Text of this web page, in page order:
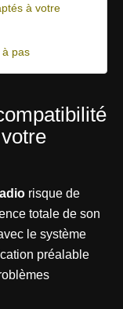
à votre
à pas
risque de
totale de son
le système
préalable